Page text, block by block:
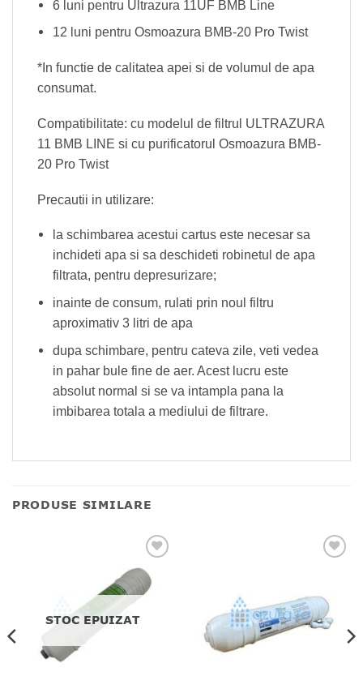
6 luni pentru Ultrazura 11UF BMB Line
12 luni pentru Osmoazura BMB-20 Pro Twist
*In functie de calitatea apei si de volumul de apa
consumat.
Compatibilitate: cu modelul de filtrul ULTRAZURA
11 BMB LINE si cu purificatorul Osmoazura BMB-
20 Pro Twist
Precautii in utilizare:
la schimbarea acestui cartus este necesar sa
inchideti apa si sa deschideti robinetul de apa
filtrata, pentru depresurizare;
inainte de consum, rulati prin noul filtru
aproximativ 3 litri de apa
dupa schimbare, pentru cateva zile, veti vedea
in pahar bule fine de aer. Acest lucru este
absolut normal si se va intampla pana la
imbibarea totala a mediului de filtrare.
PRODUSE SIMILARE
STOC EPUIZAT